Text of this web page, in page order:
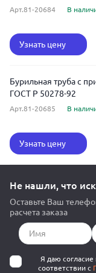
Арт.81-20684 В
Узнать цену
Бурильная труба с
ГОСТ Р 50278-92
Арт.81-20685 В
Узнать цену
Не нашли, что
Оставьте Ваш
расчета заказа
Я даю согласие
соответствии с